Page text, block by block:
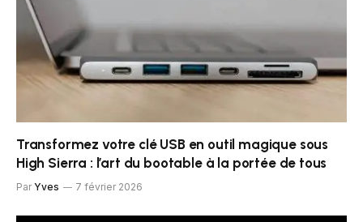
Transformez votre clé USB en outil magique sous
High Sierra : l’art du bootable à la portée de tous
Par Yves 7 février 2026